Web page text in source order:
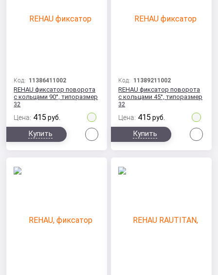
Код: 11386411002
REHAU фиксатор поворота
с кольцами 90°, типоразмер
32
Цена: 415 руб.
Купить
Код: 11389211002
REHAU фиксатор поворота
с кольцами 45°, типоразмер
32
Цена: 415 руб.
Купить